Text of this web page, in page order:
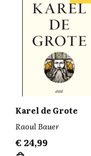
Karel de Grote
Raoul Bauer
€ 24,99